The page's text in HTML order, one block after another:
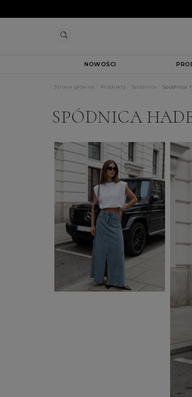
NOWOŚCI
Strona główna Produkty Spódnice Spódnica
SPÓDNICA